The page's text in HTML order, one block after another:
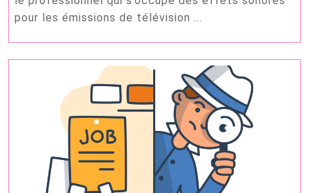
bruiteur
pour les émissions de télévision ...